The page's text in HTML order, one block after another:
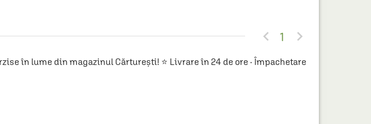
 1 
în lume din magazinul Cărturești! ⭐ Livrare în 24 de ore · Împachetare